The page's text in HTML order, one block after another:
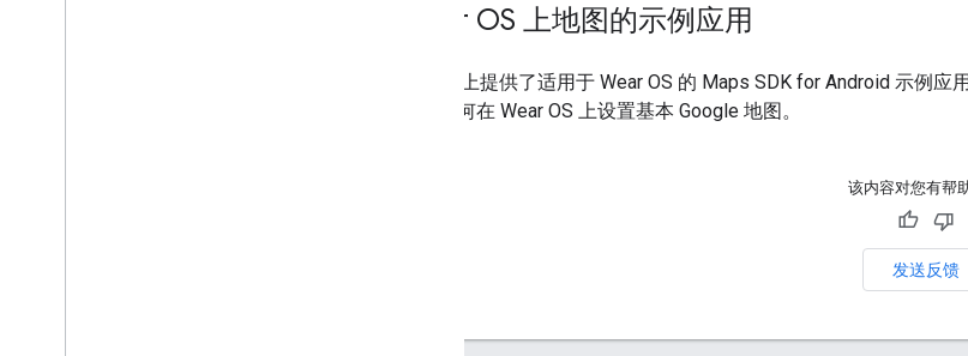
Wear OS 上地图的示例应用
上提供了适用于 Wear OS 的 Maps SDK for Android 示例
示了如何在 Wear OS 上设置基本 Google 地图。
该内容对您有帮
发送反馈